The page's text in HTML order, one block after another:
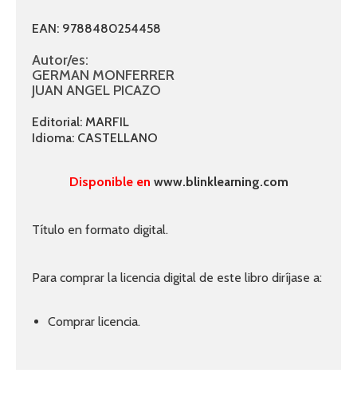
EAN: 9788480254458
Autor/es:
GERMAN MONFERRER
JUAN ANGEL PICAZO
Editorial: MARFIL
Idioma: CASTELLANO
Disponible en www.blinklearning.com
Título en formato digital.
Para comprar la licencia digital de este libro diríjase a:
Comprar licencia.